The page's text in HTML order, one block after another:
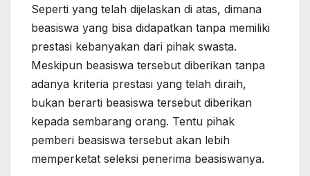
Seperti yang telah dijelaskan di atas, dimana
beasiswa yang bisa didapatkan tanpa memiliki
prestasi kebanyakan dari pihak swasta.
Meskipun beasiswa tersebut diberikan tanpa
adanya kriteria prestasi yang telah diraih,
bukan berarti beasiswa tersebut diberikan
kepada sembarang orang. Tentu pihak
pemberi beasiswa tersebut akan lebih
memperketat seleksi penerima beasiswanya.